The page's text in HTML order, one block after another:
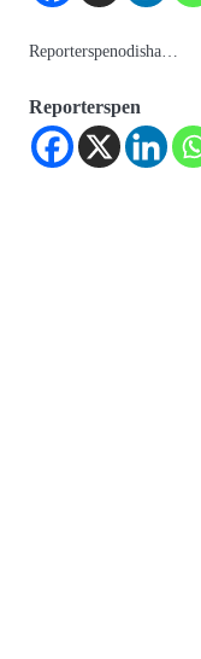
Reporterspenodisha…
Reporterspen